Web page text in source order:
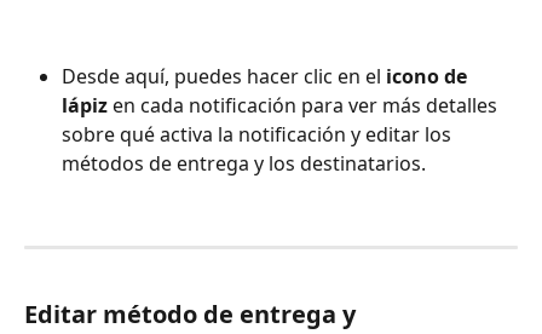
Desde aquí, puedes hacer clic en el icono de
lápiz en cada notificación para ver más detalles
sobre qué activa la notificación y editar los
métodos de entrega y los destinatarios.
Editar método de entrega y